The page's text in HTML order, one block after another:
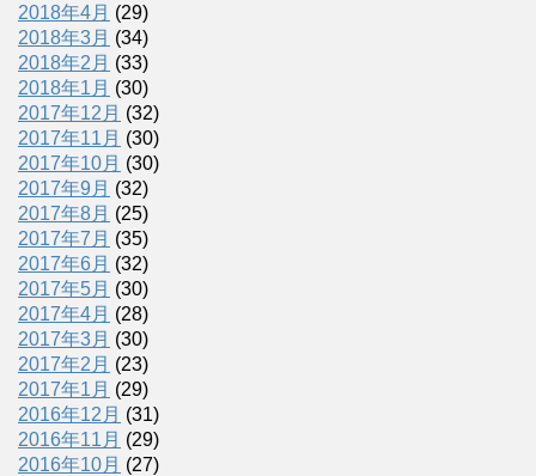
2018年4月 (29)
2018年3月 (34)
2018年2月 (33)
2018年1月 (30)
2017年12月 (32)
2017年11月 (30)
2017年10月 (30)
2017年9月 (32)
2017年8月 (25)
2017年7月 (35)
2017年6月 (32)
2017年5月 (30)
2017年4月 (28)
2017年3月 (30)
2017年2月 (23)
2017年1月 (29)
2016年12月 (31)
2016年11月 (29)
2016年10月 (27)